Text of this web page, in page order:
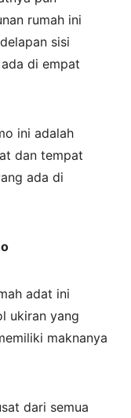
rumah ini
sisi
di empat
ini adalah
dan tempat
ada di
adat ini
ukiran yang
maknanya
dari semua